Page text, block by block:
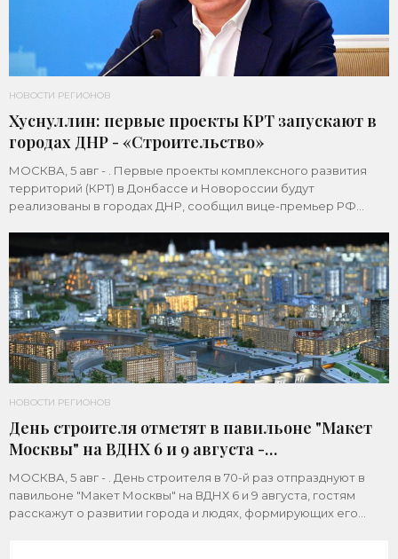
НОВОСТИ РЕГИОНОВ
Хуснуллин: первые проекты КРТ запускают в
городах ДНР - «Строительство»
МОСКВА, 5 авг - . Первые проекты комплексного развития
территорий (КРТ) в Донбассе и Новороссии будут
реализованы в городах ДНР, сообщил вице-премьер РФ
НОВОСТИ РЕГИОНОВ
День строителя отметят в павильоне "Макет
Москвы" на ВДНХ 6 и 9 августа -
«Строительство»
МОСКВА, 5 авг - . День строителя в 70-й раз отпразднуют в
павильоне "Макет Москвы" на ВДНХ 6 и 9 августа, гостям
расскажут о развитии города и людях, формирующих его